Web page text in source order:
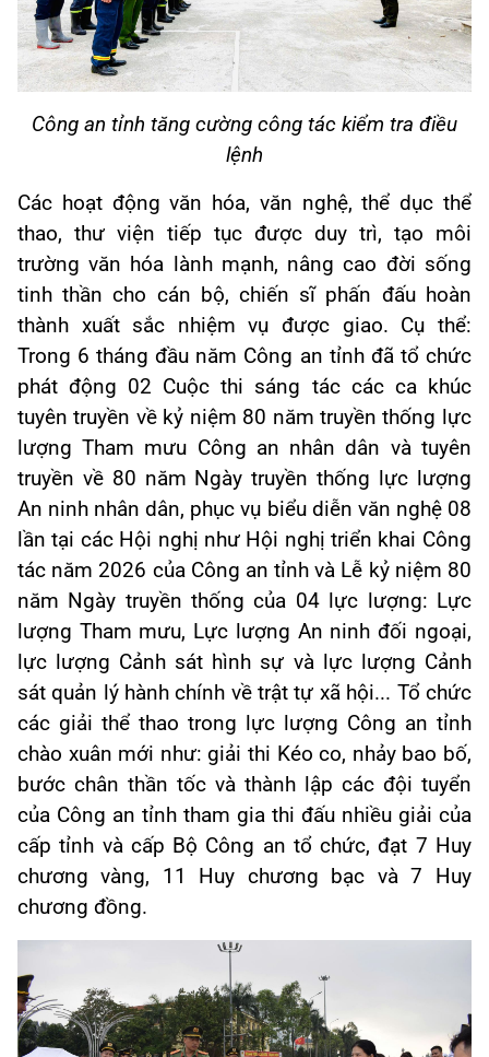
Công an tỉnh tăng cường công tác kiểm tra điều
lệnh
Các hoạt động văn hóa, văn nghệ, thể dục thể
thao, thư viện tiếp tục được duy trì, tạo môi
trường văn hóa lành mạnh, nâng cao đời sống
tinh thần cho cán bộ, chiến sĩ phấn đấu hoàn
thành xuất sắc nhiệm vụ được giao. Cụ thể:
Trong 6 tháng đầu năm Công an tỉnh đã tổ chức
phát động 02 Cuộc thi sáng tác các ca khúc
tuyên truyền về kỷ niệm 80 năm truyền thống lực
lượng Tham mưu Công an nhân dân và tuyên
truyền về 80 năm Ngày truyền thống lực lượng
An ninh nhân dân, phục vụ biểu diễn văn nghệ 08
lần tại các Hội nghị như Hội nghị triển khai Công
tác năm 2026 của Công an tỉnh và Lễ kỷ niệm 80
năm Ngày truyền thống của 04 lực lượng: Lực
lượng Tham mưu, Lực lượng An ninh đối ngoại,
lực lượng Cảnh sát hình sự và lực lượng Cảnh
sát quản lý hành chính về trật tự xã hội... Tổ chức
các giải thể thao trong lực lượng Công an tỉnh
chào xuân mới như: giải thi Kéo co, nhảy bao bố,
bước chân thần tốc và thành lập các đội tuyển
của Công an tỉnh tham gia thi đấu nhiều giải của
cấp tỉnh và cấp Bộ Công an tổ chức, đạt 7 Huy
chương vàng, 11 Huy chương bạc và 7 Huy
chương đồng.